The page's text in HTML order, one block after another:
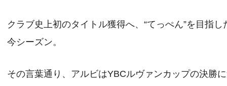
クラブ史上初のタイトル獲得へ、“てっぺん”を目指し
今シーズン。
その言葉通り、アルビはYBCルヴァンカップの決勝